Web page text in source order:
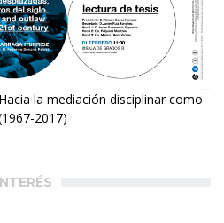
la mediación disciplinar como
2017)